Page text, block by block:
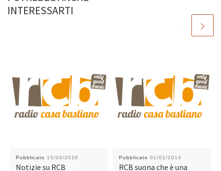
INTERESSARTI
Pubblicato 15/04/2016
Notizie su RCB
Pubblicato 01/01/2014
RCB suona che è una